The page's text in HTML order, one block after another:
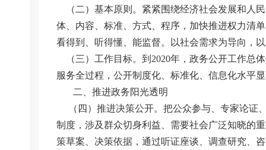
（二）基本原则。紧紧围绕经济社会发展和人
体、内容、标准、方式、程序，加快推进权力清
看得到、听得懂、能监督。以社会需求为导向，
（三）工作目标。到2020年，政务公开工作总
服务全过程，公开制度化、标准化、信息化水平
二、推进政务阳光透明
（四）推进决策公开。把公众参与、专家论证
制度，涉及群众切身利益、需要社会广泛知晓的
策草案、决策依据，通过听证座谈、调查研究、